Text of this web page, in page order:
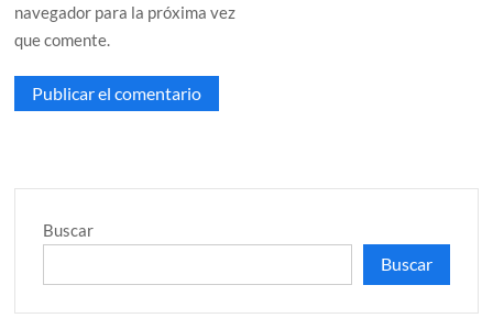
navegador para la próxima vez
que comente.
Buscar
Buscar